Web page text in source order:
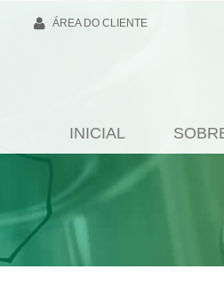
ÁREA DO CLIENTE
INICIAL